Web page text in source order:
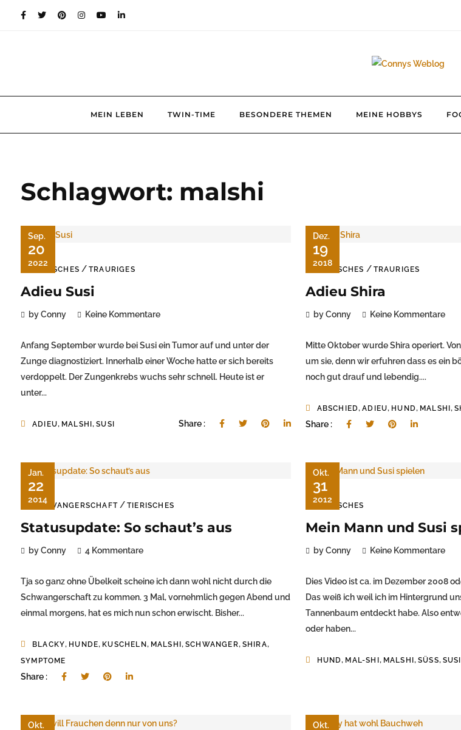
MEIN LEBEN TWIN-TIME BESONDERE THEMEN MEINE HOBBYS
Schlagwort: malshi
Sep.
20
2022
TIERISCHES / TRAURIGES
Adieu Susi
by Conny Keine Kommentare
Anfang September wurde bei Susi ein Tumor auf und unter der
Zunge diagnostiziert. Innerhalb einer Woche hatte er sich bereits
verdoppelt. Der Zungenkrebs wuchs sehr schnell. Heute ist er
unter...
ADIEU, MALSHI,SUSI Share :
Dez.
19
2018
TIERISCHES / TRAURIGES
Adieu Shira
by Conny Keine Kommentare
Mitte Oktober wurde Shira operiert.
um sie, denn wir erfuhren dass es ein
noch gut drauf und lebendig....
ABSCHIED,ADIEU, HUND, MALSHI,
Share :
Jan.
22
2014
SCHWANGERSCHAFT / TIERISCHES
Statusupdate: So schaut’s aus
by Conny 4 Kommentare
Tja so ganz ohne Übelkeit scheine ich dann wohl nicht durch die
Schwangerschaft zu kommen. 3 Mal, vornehmlich gegen Abend und
einmal morgens, hat es mich nun schon erwischt. Bisher...
BLACKY, HUNDE, KUSCHELN , MALSHI,SCHWANGER, SHIRA,
SYMPTOME
Share :
Okt.
31
2012
TIERISCHES
Mein Mann und Susi
by Conny Keine Kommentare
Dies Video ist ca. im Dezember 2008
Das weiß ich weil ich im Hintergrund
Tannenbaum entdeckt habe. Also
oder haben...
HUND, MAL-SHI , MALSHI , SÜSS , SUSI
Okt. Okt.